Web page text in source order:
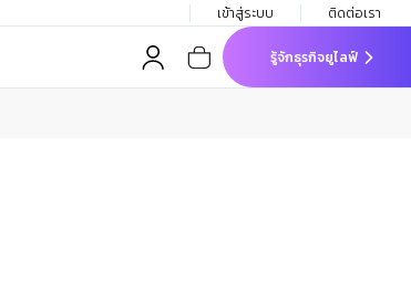
เข้าสู่ระบบ ติดต่อเรา
รู้จักธุรกิจยูไลฟ์